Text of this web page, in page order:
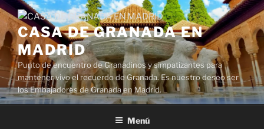
Saltar
al
contenido
CASA DE GRANADA EN
MADRID
Punto de encuentro de Granadinos y simpatizantes para
mantener vivo el recuerdo de Granada. Es nuestro deseo ser
los Embajadores de Granada en Madrid.
Menú